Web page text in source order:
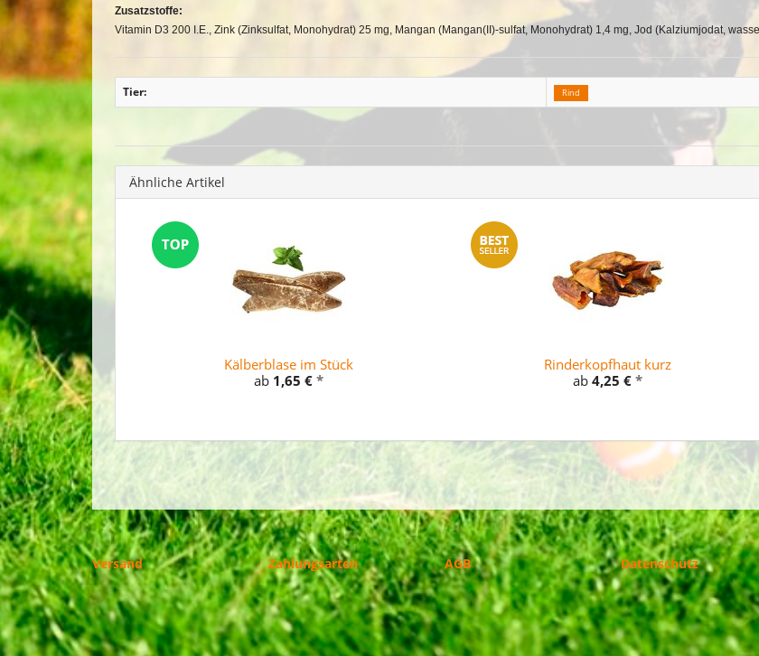
Zusatzstoffe:
Vitamin D3 200 I.E., Zink (Zinksulfat, Monohydrat) 25 mg, Mangan (Mangan(II)-sulfat, Monohydrat) 1,4 mg, Jod (Kalziumjodat,
Tier: Rind
Ähnliche Artikel
Kälberblase im Stück
ab 1,65 € *
Rinderkopfhaut kurz
ab 4,25 € *
Versand Zahlungsarten AGB Datenschutz